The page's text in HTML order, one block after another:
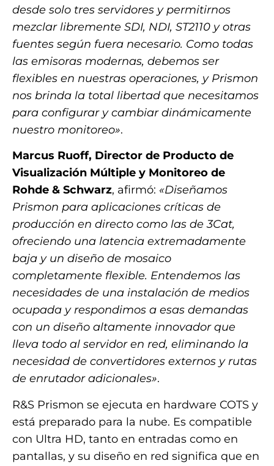
desde solo tres servidores y permitirnos
mezclar libremente SDI, NDI, ST2110 y otras
fuentes según fuera necesario. Como todas
las emisoras modernas, debemos ser
flexibles en nuestras operaciones, y Prismon
nos brinda la total libertad que necesitamos
para configurar y cambiar dinámicamente
nuestro monitoreo».
Marcus Ruoff, Director de Producto de
Visualización Múltiple y Monitoreo de
Rohde & Schwarz, afirmó: «Diseñamos
Prismon para aplicaciones críticas de
producción en directo como las de 3Cat,
ofreciendo una latencia extremadamente
baja y un diseño de mosaico
completamente flexible. Entendemos las
necesidades de una instalación de medios
ocupada y respondimos a esas demandas
con un diseño altamente innovador que
lleva todo al servidor en red, eliminando la
necesidad de convertidores externos y rutas
de enrutador adicionales».
R&S Prismon se ejecuta en hardware COTS y
está preparado para la nube. Es compatible
con Ultra HD, tanto en entradas como en
pantallas, y su diseño en red significa que en